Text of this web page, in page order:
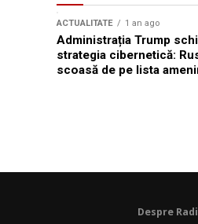
ACTUALITATE 1 an ago
Administrația Trump
strategia cibernetică:
scoasă de pe lista
Despre